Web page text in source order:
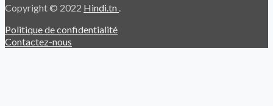
Copyright © 2022 Hindi.tn .
Politique de confidentialité
Contactez-nous